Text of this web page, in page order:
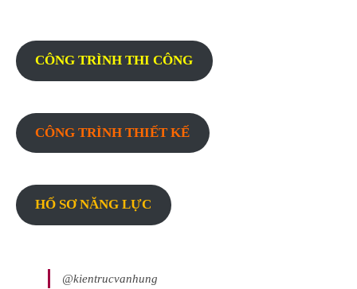
CÔNG TRÌNH THI CÔNG
CÔNG TRÌNH THIẾT KẾ
HỐ SƠ NĂNG LỰC
@kientrucvanhung